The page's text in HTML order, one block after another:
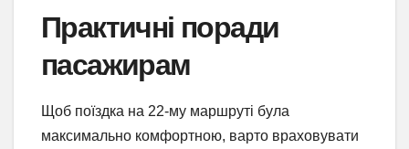
Практичні поради
пасажирам
Щоб поїздка на 22-му маршруті була
максимально комфортною, варто враховувати